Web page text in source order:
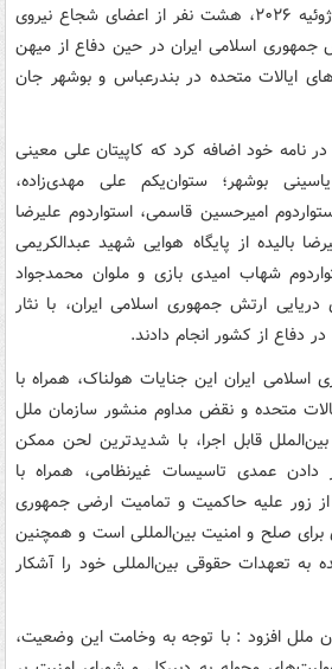
ساعات اولیه چهارشنبه، ۸ ژوئیه ۲۰۲۶، هشت نفر از اعضای شجاع نیروی
جمهوری اسلامی ایران در حین دفاع از میهن
ایالات متحده در بندرعباس و بوشهر جان
نامه خود اضافه کرد که کاپیتان علی معینی
بوشهر؛ ستوان‌یکم علی مهدی‌زاده،
امیرحسین قاسمی، استواردوم علیرضا
بالیده از پایگاه هوایی شهید عبدالکریمی
شهاب امیدی بازی و ملوان محمدجواد
دریایی ارتش جمهوری اسلامی ایران، با نثار
دفاع از کشور انجام دادند.
اسلامی ایران این جنایات هولناک، همراه با
ایالات متحده و نقض مداوم منشور سازمان ملل
قابل اجرا، با شدیدترین لحن ممکن
عمدی تاسیسات غیرنظامی، همراه با
از زور علیه حاکمیت و تمامیت ارضی جمهوری
برای صلح و امنیت بین‌المللی است و همچنین
به تعهدات حقوقی بین‌المللی خود را آشکار
ملل افزود : با توجه به وخامت این وضعیت،